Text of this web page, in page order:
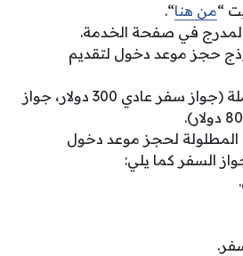
“من هنا“.
المدرج في صفحة الخدمة.
حجز موعد دخول لتقديم
تحديد نوع المعاملة (جواز سفر عادي 300 دولار، جواز
المطلولة لحجز موعد دخول
السفر كما يلي: